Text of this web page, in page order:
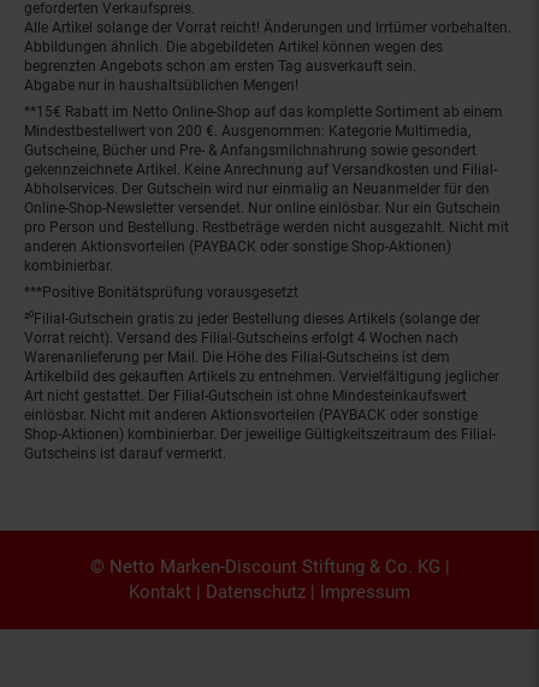
geforderten Verkaufspreis.
Alle Artikel solange der Vorrat reicht! Änderungen und Irrtümer vorbehalten.
Abbildungen ähnlich. Die abgebildeten Artikel können wegen des
begrenzten Angebots schon am ersten Tag ausverkauft sein.
Abgabe nur in haushaltsüblichen Mengen!
**15€ Rabatt im Netto Online-Shop auf das komplette Sortiment ab einem
Mindestbestellwert von 200 €. Ausgenommen: Kategorie Multimedia,
Gutscheine, Bücher und Pre- & Anfangsmilchnahrung sowie gesondert
gekennzeichnete Artikel. Keine Anrechnung auf Versandkosten und Filial-
Abholservices. Der Gutschein wird nur einmalig an Neuanmelder für den
Online-Shop-Newsletter versendet. Nur online einlösbar. Nur ein Gutschein
pro Person und Bestellung. Restbeträge werden nicht ausgezahlt. Nicht mit
anderen Aktionsvorteilen (PAYBACK oder sonstige Shop-Aktionen)
kombinierbar.
***Positive Bonitätsprüfung vorausgesetzt
²⁰Filial-Gutschein gratis zu jeder Bestellung dieses Artikels (solange der
Vorrat reicht). Versand des Filial-Gutscheins erfolgt 4 Wochen nach
Warenanlieferung per Mail. Die Höhe des Filial-Gutscheins ist dem
Artikelbild des gekauften Artikels zu entnehmen. Vervielfältigung jeglicher
Art nicht gestattet. Der Filial-Gutschein ist ohne Mindesteinkaufswert
einlösbar. Nicht mit anderen Aktionsvorteilen (PAYBACK oder sonstige
Shop-Aktionen) kombinierbar. Der jeweilige Gültigkeitszeitraum des Filial-
Gutscheins ist darauf vermerkt.
© Netto Marken-Discount Stiftung & Co. KG |
Kontakt | Datenschutz | Impressum